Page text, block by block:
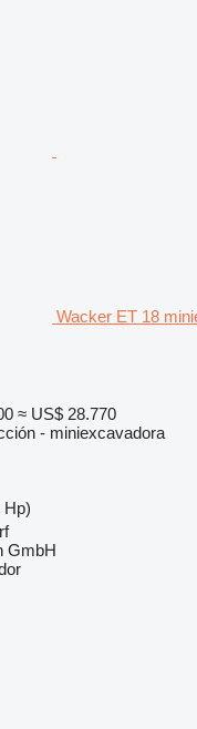
Wacker ET 18
≈ US$ 28.770
- miniexcavadora
Hp)
GmbH